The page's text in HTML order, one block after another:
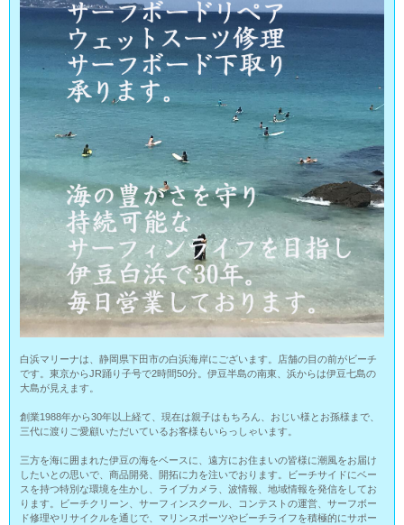
白浜マリーナは、静岡県下田市の白浜海岸にございます。店舗の目の前がビーチ
です。東京からJR踊り子号で2時間50分。伊豆半島の南東、浜からは伊豆七島の
大島が見えます。
創業1988年から30年以上経て、現在は親子はもちろん、おじい様とお孫様まで、
三代に渡りご愛顧いただいているお客様もいらっしゃいます。
三方を海に囲まれた伊豆の海をベースに、遠方にお住まいの皆様に潮風をお届け
したいとの思いで、商品開発、開拓に力を注いでおります。ビーチサイドにベー
スを持つ特別な環境を生かし、ライブカメラ、波情報、地域情報を発信をしてお
ります。ビーチクリーン、サーフィンスクール、コンテストの運営、サーフボー
ド修理やリサイクルを通じで、マリンスポーツやビーチライフを積極的にサポー